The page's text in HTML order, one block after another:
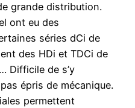
grande distribution.
ont eu des
séries dCi de
des HDi et TDCi de
Difficile de s’y
épris de mécanique.
permettent